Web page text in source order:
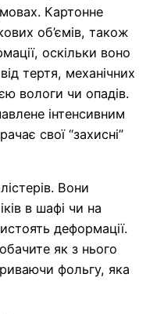
Картонне
об’ємів, також
оскільки воно
тертя, механічних
вологи чи опадів.
інтенсивним
свої “захисні”
Вони
в шафі чи на
деформації.
як з нього
фольгу, яка